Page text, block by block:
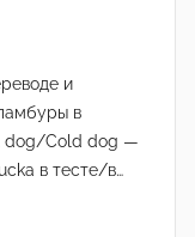
и
в
dog/Cold dog —
в тесте/в…